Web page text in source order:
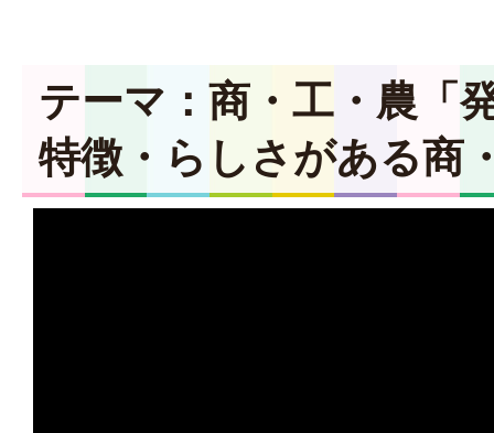
テーマ：商・工・農「
特徴・らしさがある商